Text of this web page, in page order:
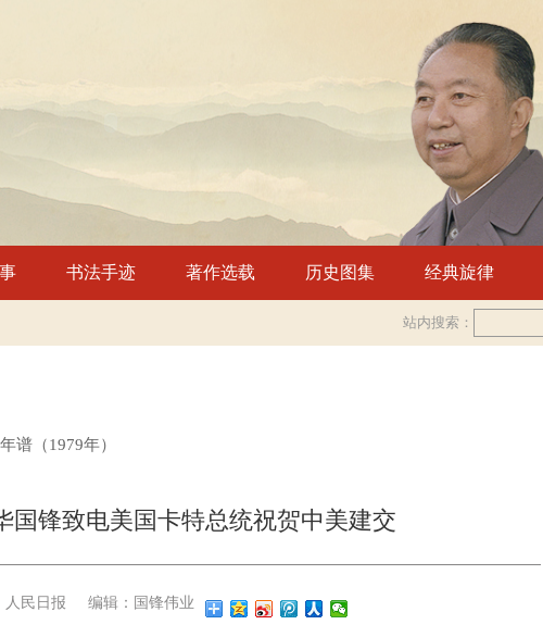
书法手迹 著作选载 历史图集 经典旋律
站内搜索：
谱（1979年）
国锋致电美国卡特总统祝贺中美建交
人民日报 编辑：国锋伟业